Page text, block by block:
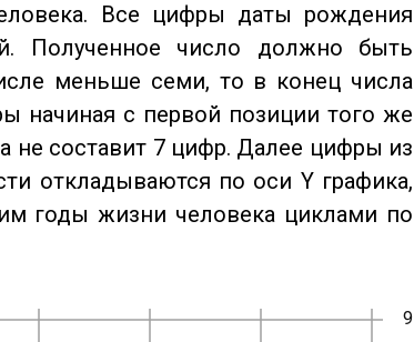
Все цифры даты рождения
Полученное число должно быть
меньше семи, то в конец числа
начиная с первой позиции того же
не составит 7 цифр. Далее цифры из
откладываются по оси Y графика,
годы жизни человека циклами по